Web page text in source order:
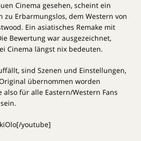
Cinema gesehen, scheint ein
zu Erbarmungslos, dem Western von
Ein asiatisches Remake mit
Bewertung war ausgezeichnet,
Cinema längst nix bedeuten.
sind Szenen und Einstellungen,
übernommen worden
also für alle Eastern/Western Fans
youtube]